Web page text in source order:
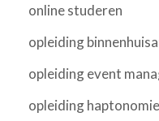
online studeren
opleiding
opleiding event
opleiding haptonomie